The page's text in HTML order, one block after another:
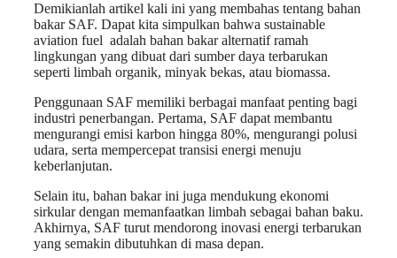
Demikianlah artikel kali ini yang membahas tentang bahan
bakar SAF. Dapat kita simpulkan bahwa sustainable
aviation fuel adalah bahan bakar alternatif ramah
lingkungan yang dibuat dari sumber daya terbarukan
seperti limbah organik, minyak bekas, atau biomassa.
Penggunaan SAF memiliki berbagai manfaat penting bagi
industri penerbangan. Pertama, SAF dapat membantu
mengurangi emisi karbon hingga 80%, mengurangi polusi
udara, serta mempercepat transisi energi menuju
keberlanjutan.
Selain itu, bahan bakar ini juga mendukung ekonomi
sirkular dengan memanfaatkan limbah sebagai bahan baku.
Akhirnya, SAF turut mendorong inovasi energi terbarukan
yang semakin dibutuhkan di masa depan.